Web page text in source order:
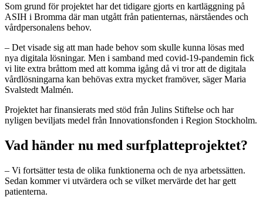
Som grund för projektet har det tidigare gjorts en kartläggning på
ASIH i Bromma där man utgått från patienternas, närståendes och
vårdpersonalens behov.
– Det visade sig att man hade behov som skulle kunna lösas med
nya digitala lösningar. Men i samband med covid-19-pandemin fick
vi lite extra bråttom med att komma igång då vi tror att de digitala
vårdlösningarna kan behövas extra mycket framöver, säger Maria
Svalstedt Malmén.
Projektet har finansierats med stöd från Julins Stiftelse och har
nyligen beviljats medel från Innovationsfonden i Region Stockholm.
Vad händer nu med surfplatteprojektet?
– Vi fortsätter testa de olika funktionerna och de nya arbetssätten.
Sedan kommer vi utvärdera och se vilket mervärde det har gett
patienterna.